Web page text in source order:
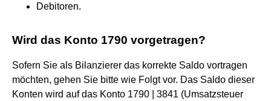
Debitoren.
Wird das Konto 1790 vorgetragen?
Sofern Sie als Bilanzierer das korrekte Saldo vortragen
möchten, gehen Sie bitte wie Folgt vor. Das Saldo dieser
Konten wird auf das Konto 1790 | 3841 (Umsatzsteuer